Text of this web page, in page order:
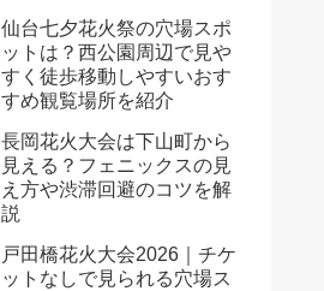
仙台七夕花火祭の穴場スポ
ットは？西公園周辺で見や
すく徒歩移動しやすいおす
すめ観覧場所を紹介
長岡花火大会は下山町から
見える？フェニックスの見
え方や渋滞回避のコツを解
説
戸田橋花火大会2026｜チケ
ットなしで見られる穴場ス